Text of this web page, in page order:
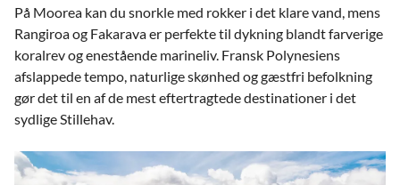
På Moorea kan du snorkle med rokker i det klare vand, mens
Rangiroa og Fakarava er perfekte til dykning blandt farverige
koralrev og enestående marineliv. Fransk Polynesiens
afslappede tempo, naturlige skønhed og gæstfri befolkning
gør det til en af de mest eftertragtede destinationer i det
sydlige Stillehav.